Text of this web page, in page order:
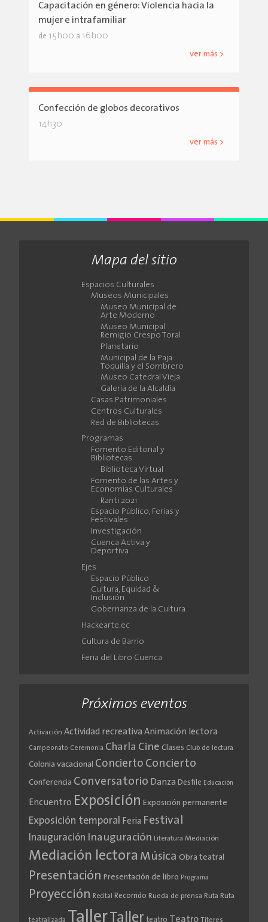
Capacitación en género: Violencia hacia la
mujer e intrafamiliar
de 15h00 a 16h00
ver más >
Confección de globos decorativos
14h30
ver más >
Mapa del sitio
Espacios Culturales
Museos Municipales
Museo Municipal de
Arte Moderno
Museo Municipal
Remigio Crespo Toral
Planetario
Municipal de la Paja
Toquilla y el Sombrero
Museo Catedral Vieja
Galería de la Alcaldía
Casas Patrimoniales
Centros Culturales
Red de Bibliotecas
Programas
Fomento Editorial y
Bibliotecas
Biblioteca Virtual
Fomento de las Artes y
Economías Culturales
Ranti 2021
Espacio Público, Ferias y
Festivales
Investigación
Cuenca Activa y
Deportiva
Ejes
Espacio Público
Cultura, Equidad &
Inclusión
Gobernanza de la Cultura
Hackearte.ec
Cultura de Barrio
Feria del Libro Cuenca
Próximos eventos
Activación Actividad recreativa Animación lectora
Campeonato Ceremonia Charla Cine Clases Club de lectura
Colonia vacacional Concierto Concierto
Conferencia Conversatorio Danza Desfile Educación
Encuentro Exposición Exposición permanente
Exposición temporal Feria Festival
Inauguración Inauguración Literatura Mediación
Mediación lectora Música Obra teatral
Presentación Presentación de libro Programa
Proyección Recital Recorrido Rueda de prensa Ruta Ruta
teatralizada Taller Taller teatro Teatro Títeres